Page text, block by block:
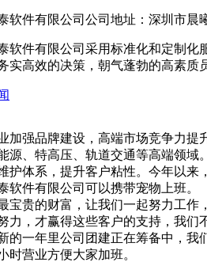
软件有限公司公司地址：深圳市晨
软件有限公司采用标准化和定制
实高效的决策，朝气蓬勃的高素质
加强品牌建设，高端市场竞争力
源、特高压、轨道交通等高端领
护体系，提升客户粘性。今年以来
软件有限公司可以携带宠物上班。
宝贵的财富，让我们一起努力工作
力，才赢得这些客户的支持，我们
的一年里公司团建正在筹备中，我
时营业方便大家加班。